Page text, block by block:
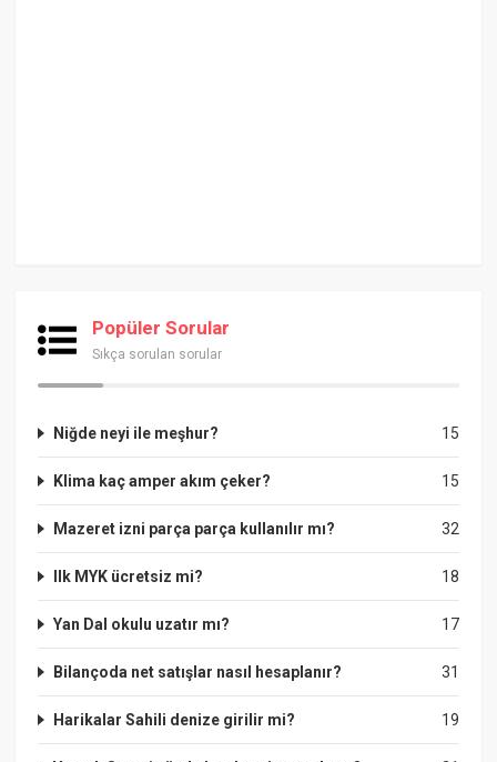
Popüler Sorular
Sıkça sorulan sorular
15
Niğde neyi ile meşhur?
15
Klima kaç amper akım çeker?
32
Mazeret izni parça parça kullanılır mı?
18
Ilk MYK ücretsiz mi?
17
Yan Dal okulu uzatır mı?
31
Bilançoda net satışlar nasıl hesaplanır?
19
Harikalar Sahili denize girilir mi?